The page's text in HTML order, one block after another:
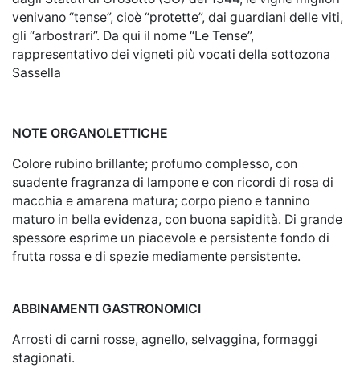
venivano “tense”, cioè “protette”, dai guardiani delle viti,
gli “arbostrari”. Da qui il nome “Le Tense”,
rappresentativo dei vigneti più vocati della sottozona
Sassella
NOTE ORGANOLETTICHE
Colore rubino brillante; profumo complesso, con
suadente fragranza di lampone e con ricordi di rosa di
macchia e amarena matura; corpo pieno e tannino
maturo in bella evidenza, con buona sapidità. Di grande
spessore esprime un piacevole e persistente fondo di
frutta rossa e di spezie mediamente persistente.
ABBINAMENTI GASTRONOMICI
Arrosti di carni rosse, agnello, selvaggina, formaggi
stagionati.